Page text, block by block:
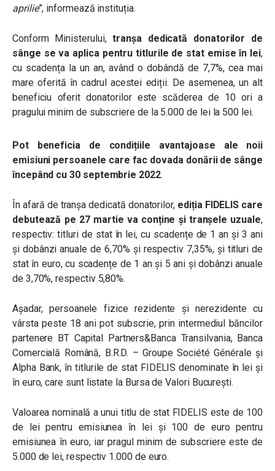
aprilie”, informează instituția.
Conform Ministerului,tranșa dedicată donatorilor de
sânge se va aplica pentru titlurile de stat emise în lei,
cu scadența la un an, având o dobândă de 7,7%, cea mai
mare oferită în cadrul acestei ediții. De asemenea, un alt
beneficiu oferit donatorilor este scăderea de 10 ori a
pragului minim de subscriere de la 5.000 de lei la 500 lei.
Pot beneficia de condițiile avantajoase ale noii
emisiuni persoanele care fac dovada donării de sânge
începând cu 30 septembrie 2022.
În afară de tranșa dedicată donatorilor, ediția FIDELIS care
debutează pe 27 martie va conține și tranșele uzuale,
respectiv: titluri de stat în lei, cu scadențe de 1 an și 3 ani
și dobânzi anuale de 6,70% și respectiv 7,35%, și titluri de
stat în euro, cu scadențe de 1 an și 5 ani și dobânzi anuale
de 3,70%, respectiv 5,80%.
Așadar, persoanele fizice rezidente și nerezidente cu
vârsta peste 18 ani pot subscrie, prin intermediul băncilor
partenere BT Capital Partners&Banca Transilvania, Banca
Comercială Română, B.R.D. – Groupe Société Générale și
Alpha Bank, în titlurile de stat FIDELIS denominate în lei și
în euro, care sunt listate la Bursa de Valori București.
Valoarea nominală a unui titlu de stat FIDELIS este de 100
de lei pentru emisiunea în lei și 100 de euro pentru
emisiunea în euro, iar pragul minim de subscriere este de
5.000 de lei, respectiv 1.000 de euro.